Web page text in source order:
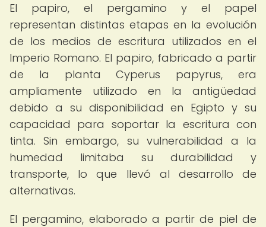
El papiro, el pergamino y el papel
representan distintas etapas en la evolución
de los medios de escritura utilizados en el
Imperio Romano. El papiro, fabricado a partir
de la planta Cyperus papyrus, era
ampliamente utilizado en la antigüedad
debido a su disponibilidad en Egipto y su
capacidad para soportar la escritura con
tinta. Sin embargo, su vulnerabilidad a la
humedad limitaba su durabilidad y
transporte, lo que llevó al desarrollo de
alternativas.
El pergamino, elaborado a partir de piel de